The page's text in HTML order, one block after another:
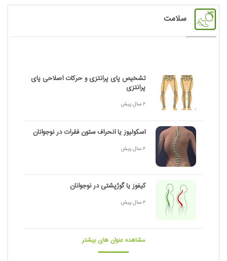
سلامت
تشخیص پای پرانتزی و حرکات اصلاحی پای
پرانتزی
2 سال پیش
اسکولیوز یا انحراف ستون فقرات در نوجوانان
2 سال پیش
کیفوز یا گوژپشتی در نوجوانان
2 سال پیش
مشاهده عنوان های بیشتر